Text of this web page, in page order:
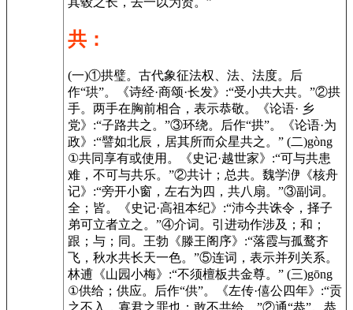
共：
(一)①拱璧。古代象征法权、法、法度。后
作“珙”。《诗经·商颂·长发》:“受小共大共。”②拱
手。两手在胸前相合，表示恭敬。《论语· 乡
党》:“子路共之。”③环绕。后作“拱”。《论语·为
政》:“譬如北辰，居其所而众星共之。” (二)gòng
①共同享有或使用。《史记·越世家》:“可与共患
难，不可与共乐。”②共计；总共。魏学洢《核舟
记》:“旁开小窗，左右为四，共八扇。”③副词。
全；皆。《史记·高祖本纪》:“沛今共诛令，择子
弟可立者立之。”④介词。引进动作涉及；和；
跟；与；同。王勃《滕王阁序》:“落霞与孤鹜齐
飞，秋水共长天一色。”⑤连词，表示并列关系。
林逋《山园小梅》:“不须檀板共金尊。” (三)gōng
①供给；供应。后作“供”。《左传·僖公四年》:“贡
之不入，寡君之罪也；敢不共给。”②通“恭”。恭